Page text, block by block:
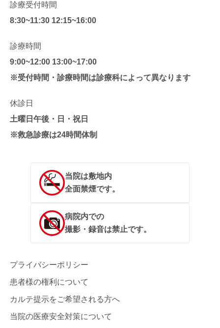
診療受付時間
8:30~11:30 12:15~16:00
診療時間
9:00~12:00 13:00~17:00
※受付時間・診療時間は診療科によって異なります
休診日
土曜日午後・日・祝日
※救急診療は24時間体制
当院は敷地内
全面禁煙です。
病院内での
撮影・録音は禁止です。
プライバシーポリシー
患者様の権利について
カルテ提示をご希望される方へ
当院の医療安全対策について